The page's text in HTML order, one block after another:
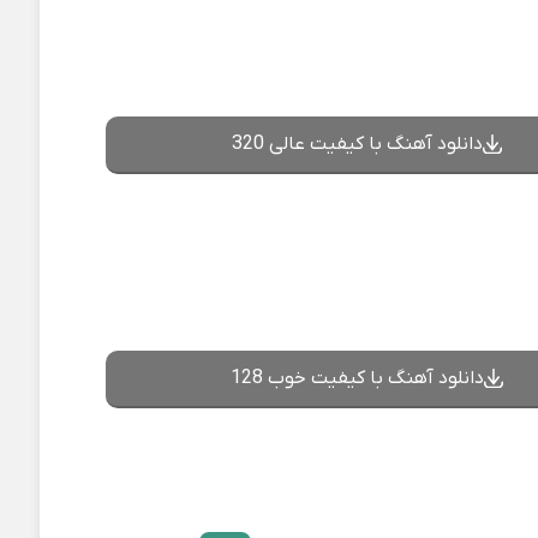
دانلود آهنگ با کیفیت عالی 320
دانلود آهنگ با کیفیت خوب 128